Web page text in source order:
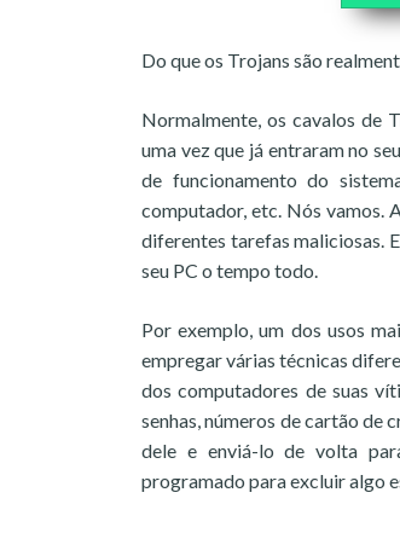
Do que os Trojans são
Normalmente, os cavalos de
uma vez que já entraram no
de funcionamento do
computador, etc. Nós vamos.
diferentes tarefas maliciosas.
seu PC o tempo todo.
Por exemplo, um dos usos
empregar várias técnicas
dos computadores de suas
senhas, números de cartão de
dele e enviá-lo de volta
programado para excluir algo